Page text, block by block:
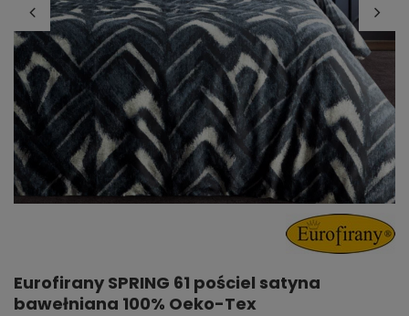
Eurofirany SPRING 61 pościel satyna
bawełniana 100% Oeko-Tex